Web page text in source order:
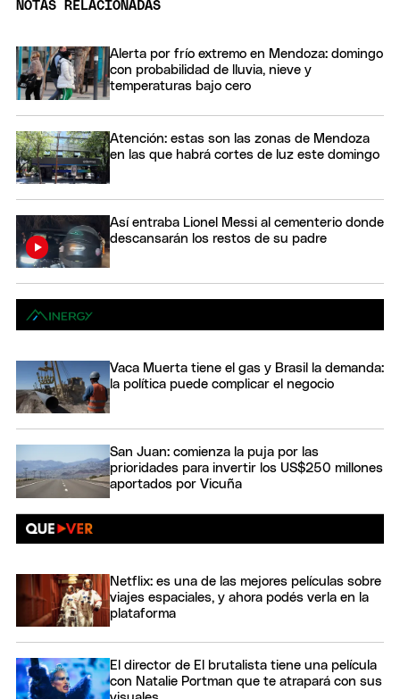
NOTAS RELACIONADAS
Alerta por frío extremo en Mendoza: domingo
con probabilidad de lluvia, nieve y
temperaturas bajo cero
Atención: estas son las zonas de Mendoza
en las que habrá cortes de luz este domingo
Así entraba Lionel Messi al cementerio donde
descansarán los restos de su padre
Vaca Muerta tiene el gas y Brasil la demanda:
la política puede complicar el negocio
San Juan: comienza la puja por las
prioridades para invertir los US$250 millones
aportados por Vicuña
Netflix: es una de las mejores películas sobre
viajes espaciales, y ahora podés verla en la
plataforma
El director de El brutalista tiene una película
con Natalie Portman que te atrapará con sus